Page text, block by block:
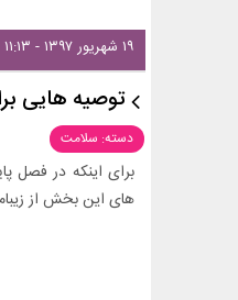
۱۹ شهریور ۱۳۹۷ - ۱۱:۱۳
توصیه هایی
دسته: سلامت
برای اینکه در فصل
های این بخش از